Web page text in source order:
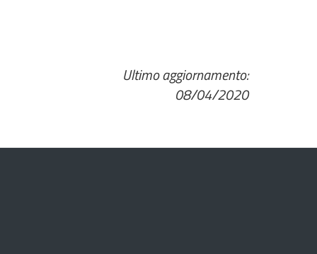
Ultimo aggiornamento:
08/04/2020